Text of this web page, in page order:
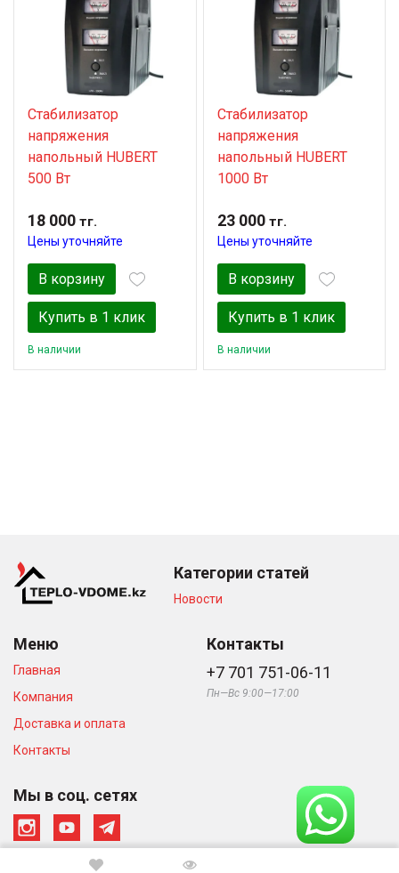
Стабилизатор
напряжения
напольный HUBERT
500 Вт
18 000 тг.
Цены уточняйте
В корзину
Купить в 1 клик
В наличии
Стабилизатор
напряжения
напольный HUBERT
1000 Вт
23 000тг.
Цены уточняйте
В корзину
Купить в 1 клик
В наличии
Категории статей
Новости
Меню
Главная
Компания
Доставка и оплата
Контакты
Контакты
+7 701 751-06-11
Пн—Вс 9:00—17:00
Мы в соц. сетях